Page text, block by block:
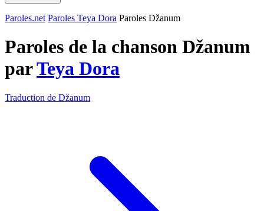
Paroles.net Paroles Teya Dora Paroles Džanum
Paroles de la chanson Džanum
parTeya Dora
Traduction de Džanum